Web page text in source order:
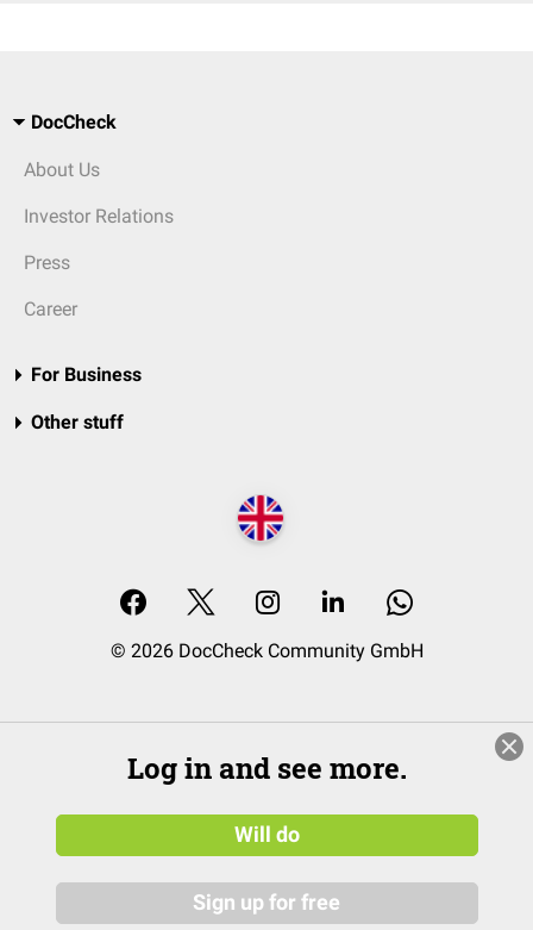
DocCheck
About Us
Investor Relations
Press
Career
For Business
Other stuff
© 2026 DocCheck Community GmbH
Log in and see more.
Will do
Sign up for free